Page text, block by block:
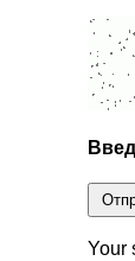
Your